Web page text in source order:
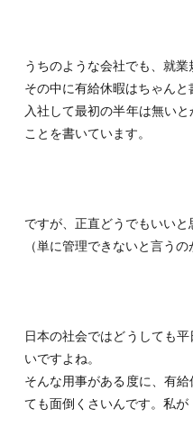
うちのような会社でも、就業
その中に有給休暇はちゃんと
入社して最初の半年は無い
ことを書いています。
ですが、正直どうでもいいと
（単に管理できないと言うの
日本の社会ではどうしても
いですよね。
そんな用事がある度に、有
ても面倒くさいんです。私が